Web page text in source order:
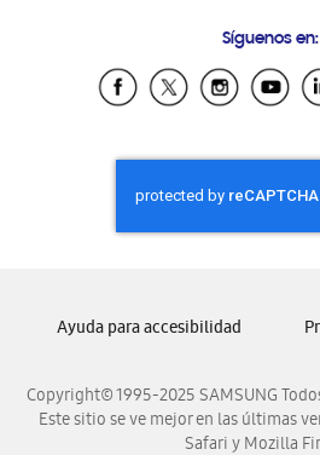
Samsung
Samsung El
Samsung
Samsung
Samsung
Samsung
Síguenos en:
Copyright© 1995-2025 SAMSUNG
Este sitio se ve mejor en las últimas
Safari y Mozilla
Ayuda para accesibilidad